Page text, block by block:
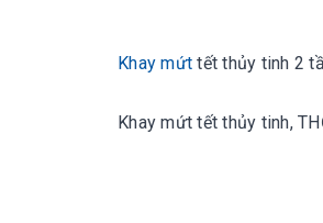
Khay mứt tết thủy tinh 2
Khay mứt tết thủy tinh,